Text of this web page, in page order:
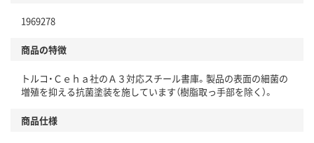
1969278
商品の特徴
トルコ・Ｃｅｈａ社のＡ３対応スチール書庫。製品の表面の細菌の
増殖を抑える抗菌塗装を施しています（樹脂取っ手部を除く）。
商品仕様